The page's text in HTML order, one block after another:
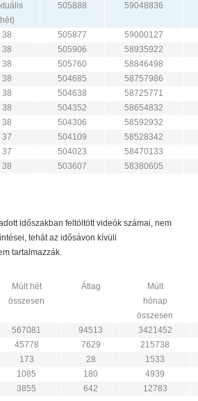
hét)
505888 59048836
38 505877
59000127
38 505906
58935922
38 505760
58846498
38 504685
58757986
38 504638
58725771
38 504352
58654832
38 504306
58592932
37 504109
58528342
37 504023
58470133
38 503607 58380605
időszakban feltöltött videók számai, nem
tehát az idősávon kívüli
tartalmazzák.
Múlt hét
összesen
Átlag
Múlt
hónap
összesen
567081 94513
3421452
45778 7629
215738
173 28
1533
1085 180
4939
3855 642 12783